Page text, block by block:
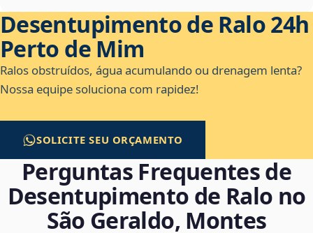
Desentupimento de Ralo 24h
Perto de Mim
Ralos obstruídos, água acumulando ou drenagem lenta?
Nossa equipe soluciona com rapidez!
SOLICITE SEU ORÇAMENTO
Perguntas Frequentes de
Desentupimento de Ralo no
São Geraldo, Montes